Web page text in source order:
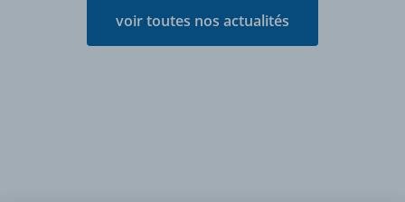
voir toutes nos actualités